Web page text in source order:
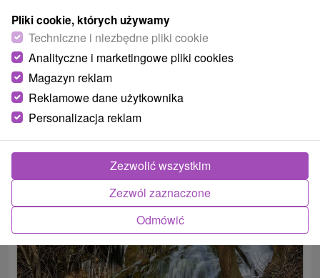
Wodospady Hájske
Košický kraj -Háj
POKAZ
Pliki cookie, których używamy
Techniczne i niezbędne pliki cookie
Analityczne i marketingowe pliki cookies
Magazyn reklam
Reklamowe dane użytkownika
Personalizacja reklam
Odmówić
Zezwól zaznaczone
Zezwolić wszystkim